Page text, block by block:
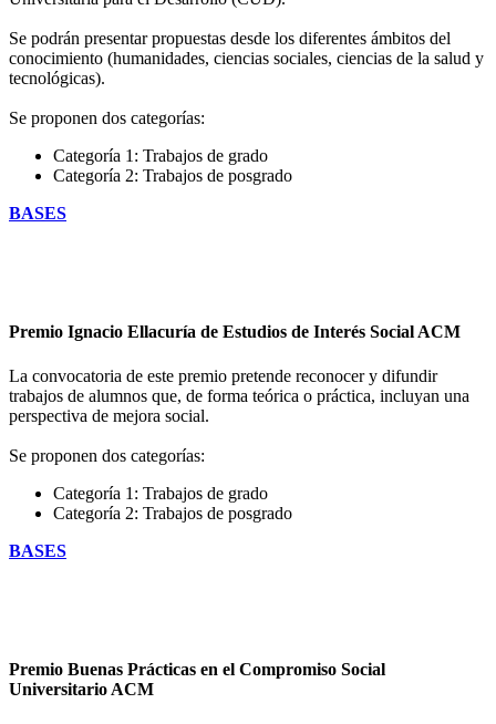
Se podrán presentar propuestas desde los diferentes ámbitos del
conocimiento (humanidades, ciencias sociales, ciencias de la salud y
tecnológicas).
Se proponen dos categorías:
Categoría 1: Trabajos de grado
Categoría 2: Trabajos de posgrado
BASES
Premio Ignacio Ellacuría de Estudios de Interés Social ACM
La convocatoria de este premio pretende reconocer y difundir
trabajos de alumnos que, de forma teórica o práctica, incluyan una
perspectiva de mejora social.
Se proponen dos categorías:
Categoría 1: Trabajos de grado
Categoría 2: Trabajos de posgrado
BASES
Premio Buenas Prácticas en el Compromiso Social
Universitario ACM